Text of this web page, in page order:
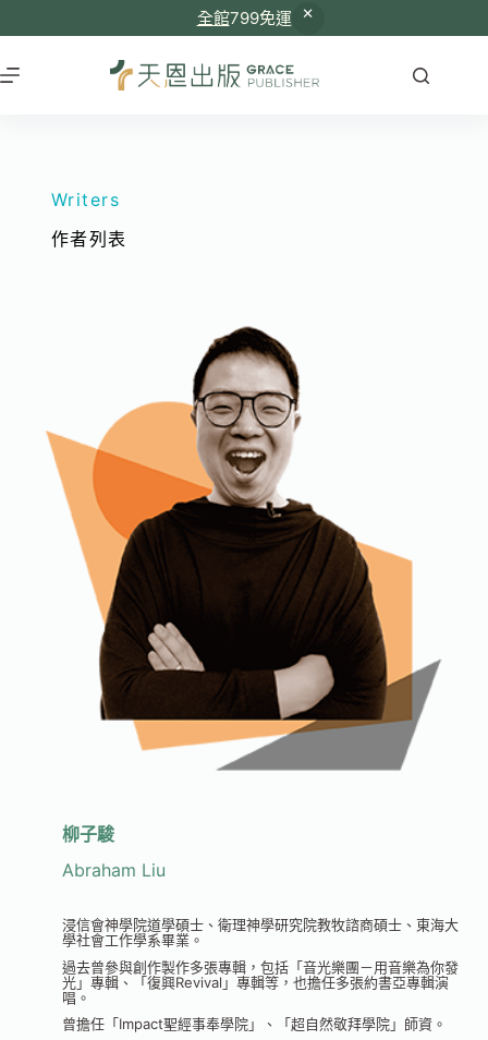
全館799免運
Writers
作者列表
柳子駿
Abraham Liu
浸信會神學院道學碩士、衛理神學研究院教牧諮商碩士、東海大
學社會工作學系畢業。
過去曾參與創作製作多張專輯，包括「音光樂團－用音樂為你發
光」專輯、「復興Revival」專輯等，也擔任多張約書亞專輯演
唱。
曾擔任「Impact聖經事奉學院」、「超自然敬拜學院」師資。